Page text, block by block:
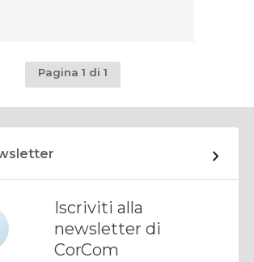
Pagina 1 di 1
Iscriviti alla
newsletter di
CorCom